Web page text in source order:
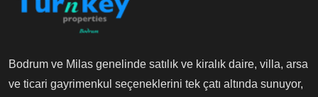
Bodrum ve Milas genelinde satılık ve kiralık daire, villa, arsa
ve ticari gayrimenkul seçeneklerini tek çatı altında sunuyor,